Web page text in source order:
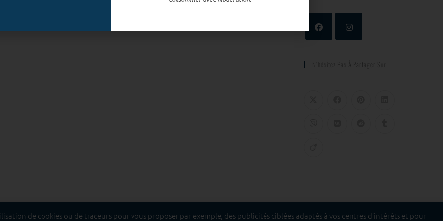
N’hésitez Pas À Partager Sur
dangereux pour la santé, à consommer avec modération.
de cookies ou de traceurs pour vous proposer par exemple, des publicités ciblées adaptés à vos centres d’intérêts et pour